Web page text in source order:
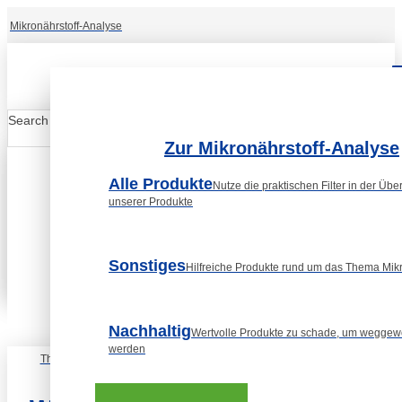
Mikronährstoff-Analyse
Search
Themenwelt
Zur Mikronährstoff-Analyse
Alle ProdukteNutze die praktischen Filter in der
unserer Produkte
SonstigesHilfreiche Produkte rund um das Thema
NachhaltigWertvolle Produkte zu schade, um
werden